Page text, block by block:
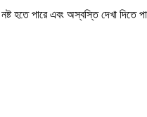
নষ্ট হতে পারে এবং অস্বস্তি দেখা দিতে